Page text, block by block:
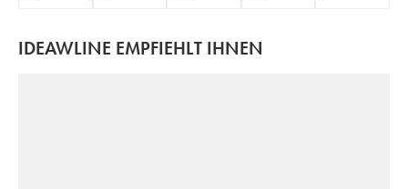
IDEAWLINE EMPFIEHLT IHNEN